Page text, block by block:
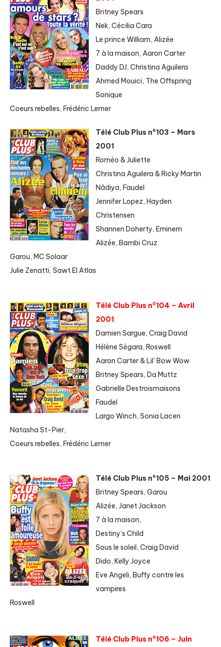
Britney Spears
Nek, Cécilia Cara
Le prince William, Alizée
7 à la maison, Aaron Carter
Daddy DJ, Christina Aguilera
Ahmed Mouici, The Offspring
Sonique
Coeurs rebelles, Frédéric Lerner
Télé Club Plus n°103 – Mars
2001
Roméo & Juliette
Christina Aguilera & Ricky Martin
Nâdiya, Faudel
Jennifer Lopez, Hayden
Christensen
Shannen Doherty, Eminem
Alizée, Bambi Cruz
Garou, MC Solaar
Julie Zenatti, Sawt El Atlas
Télé Club Plus n°104 – Avril
2001
Damien Sargue, Craig David
Hélène Ségara, Roswell
Aaron Carter & Lil’ Bow Wow
Britney Spears, Da Muttz
Gabrielle Destroismaisons
Faudel
Largo Winch, Sonia Lacen
Natasha St-Pier,
Coeurs rebelles, Frédéric Lerner
Télé Club Plus n°105 – Mai 2001
Britney Spears, Garou
Alizée, Janet Jackson
7 à la maison,
Destiny’s Child
Sous le soleil, Craig David
Dido, Kelly Joyce
Eve Angeli, Buffy contre les
vampires
Roswell
Télé Club Plus n°106 – Juin